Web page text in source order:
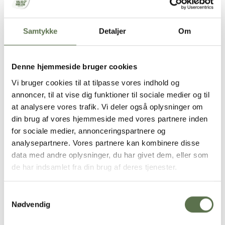
Samtykke Detaljer Om
Denne hjemmeside bruger cookies
Vi bruger cookies til at tilpasse vores indhold og
annoncer, til at vise dig funktioner til sociale medier og til
at analysere vores trafik. Vi deler også oplysninger om
din brug af vores hjemmeside med vores partnere inden
for sociale medier, annonceringspartnere og
analysepartnere. Vores partnere kan kombinere disse
data med andre oplysninger, du har givet dem, eller som
de har indsamlet fra din brug af deres tjenester.
Nødvendig
Køkkentid
Pizza med kartofler, asparges og
rosmarin
Køkkentid
Ventetid
ca. 2
dage
Rugbrødsblinis med laks og